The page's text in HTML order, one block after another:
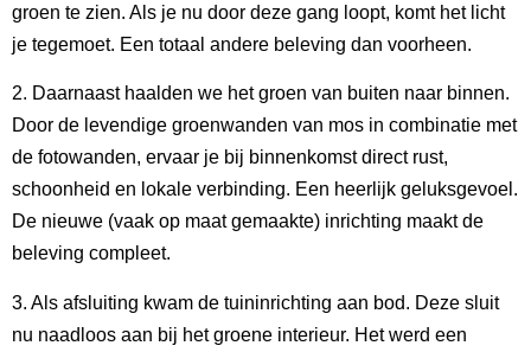
groen te zien. Als je nu door deze gang loopt, komt het licht
je tegemoet. Een totaal andere beleving dan voorheen.
2. Daarnaast haalden we het groen van buiten naar binnen.
Door de levendige groenwanden van mos in combinatie met
de fotowanden, ervaar je bij binnenkomst direct rust,
schoonheid en lokale verbinding. Een heerlijk geluksgevoel.
De nieuwe (vaak op maat gemaakte) inrichting maakt de
beleving compleet.
3. Als afsluiting kwam de tuininrichting aan bod. Deze sluit
nu naadloos aan bij het groene interieur. Het werd een